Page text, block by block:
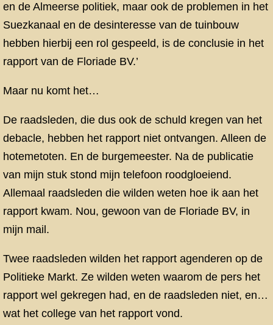
en de Almeerse politiek, maar ook de problemen in het
Suezkanaal en de desinteresse van de tuinbouw
hebben hierbij een rol gespeeld, is de conclusie in het
rapport van de Floriade BV.’
Maar nu komt het…
De raadsleden, die dus ook de schuld kregen van het
debacle, hebben het rapport niet ontvangen. Alleen de
hotemetoten. En de burgemeester. Na de publicatie
van mijn stuk stond mijn telefoon roodgloeiend.
Allemaal raadsleden die wilden weten hoe ik aan het
rapport kwam. Nou, gewoon van de Floriade BV, in
mijn mail.
Twee raadsleden wilden het rapport agenderen op de
Politieke Markt. Ze wilden weten waarom de pers het
rapport wel gekregen had, en de raadsleden niet, en…
wat het college van het rapport vond.